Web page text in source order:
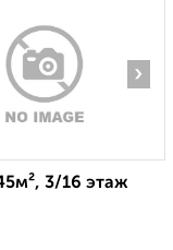
›
3/16 этаж